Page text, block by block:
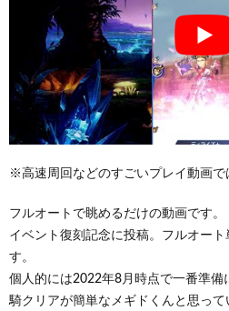
※高速周回などのすごいプレイ動画で
フルオートで眺めるだけの動画です。
イベント復刻記念に投稿。フルオー
す。
個人的には2022年8月時点で一番準備
騎クリアが簡単なメギドくんと思って